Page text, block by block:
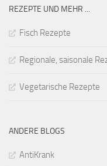
REZEPTE UND MEHR ...
Fisch Rezepte
Regionale, saisonale
Vegetarische Rezepte
ANDERE BLOGS
AntiKrank